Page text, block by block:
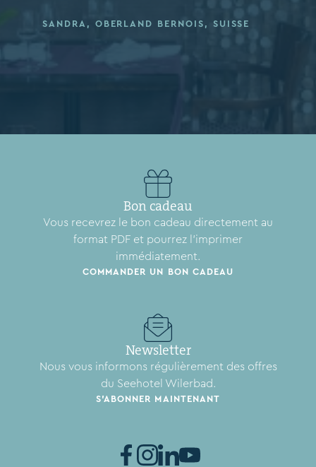
SANDRA, OBERLAND BERNOIS, SUISSE
Bon cadeau
Vous recevrez le bon cadeau directement au
format PDF et pourrez l'imprimer
immédiatement.
COMMANDER UN BON CADEAU
Newsletter
Nous vous informons régulièrement des offres
du Seehotel Wilerbad.
S'ABONNER MAINTENANT